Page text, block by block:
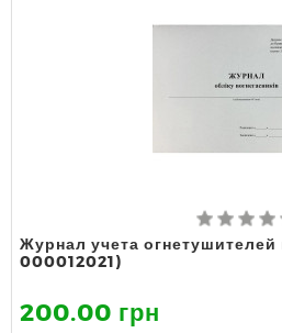
Журнал учета огнетушителей
000012021)
200.00 грн